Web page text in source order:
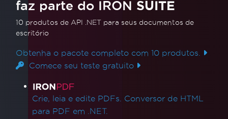
faz parte do IRON SUITE
10 produtos de API .NET para seus documentos de
escritório
Obtenha o pacote completo com 10 produtos.
Comece seu teste gratuito
Links de produtos
Crie, leia e edite PDFs. Conversor de HTML
para PDF em .NET.